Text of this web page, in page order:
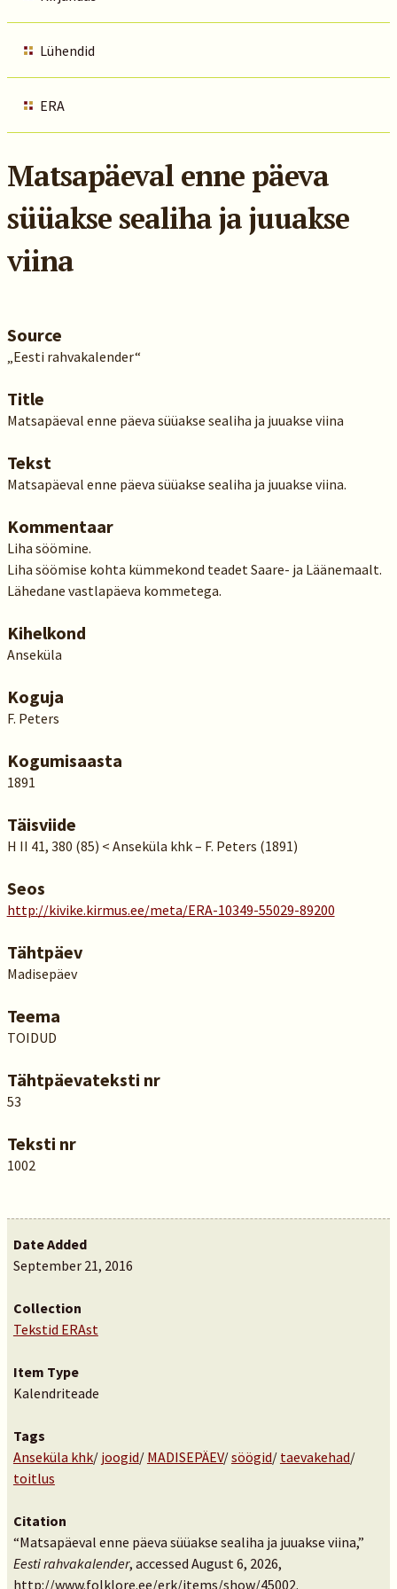
Lühendid
ERA
Matsapäeval enne päeva
süüakse sealiha ja juuakse
viina
Source
„Eesti rahvakalender“
Title
Matsapäeval enne päeva süüakse sealiha ja juuakse viina
Tekst
Matsapäeval enne päeva süüakse sealiha ja juuakse viina.
Kommentaar
Liha söömine.
Liha söömise kohta kümmekond teadet Saare- ja Läänemaalt.
Lähedane vastlapäeva kommetega.
Kihelkond
Anseküla
Koguja
F. Peters
Kogumisaasta
1891
Täisviide
H II 41, 380 (85) < Anseküla khk – F. Peters (1891)
Seos
http://kivike.kirmus.ee/meta/ERA-10349-55029-89200
Tähtpäev
Madisepäev
Teema
TOIDUD
Tähtpäevateksti nr
53
Teksti nr
1002
Date Added
September 21, 2016
Collection
Tekstid ERAst
Item Type
Kalendriteade
Tags
Anseküla khk/ joogid/ MADISEPÄEV/söögid/ taevakehad/
toitlus
Citation
“Matsapäeval enne päeva süüakse sealiha ja juuakse viina,”
Eesti rahvakalender, accessed August 6, 2026,
http://www.folklore.ee/erk/items/show/45002.